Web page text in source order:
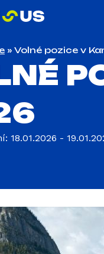
» Volné pozice v
18.01.2026 -